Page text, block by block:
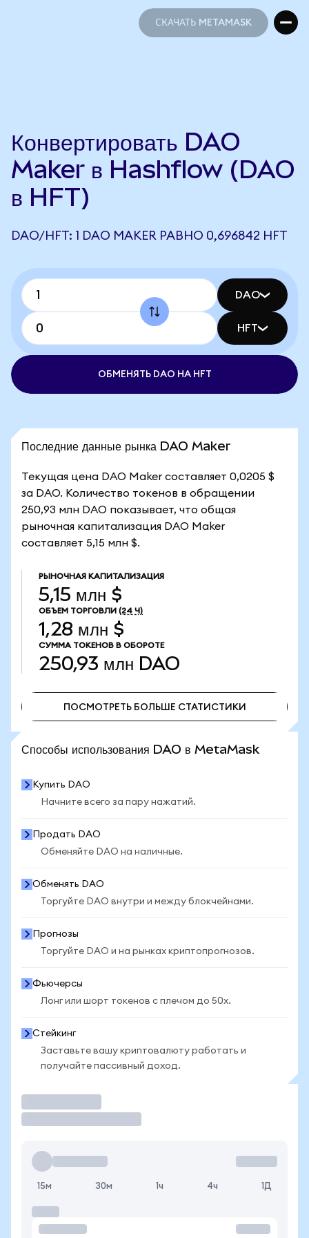
СКАЧАТЬ METAMASK
Конвертировать DAO
Maker в Hashflow (DAO
в HFT)
DAO/HFT: 1 DAO MAKER РАВНО 0,696842 HFT
DAO
HFT
ОБМЕНЯТЬ DAO НА HFT
Последние данные рынка DAO Maker
Текущая цена DAO Maker составляет 0,0205 $
за DAO. Количество токенов в обращении
250,93 млн DAO показывает, что общая
рыночная капитализация DAO Maker
составляет 5,15 млн $.
РЫНОЧНАЯ КАПИТАЛИЗАЦИЯ
5,15 млн $
ОБЪЕМ ТОРГОВЛИ (24 Ч)
1,28 млн $
СУММА ТОКЕНОВ В ОБОРОТЕ
250,93 млн DAO
ПОСМОТРЕТЬ БОЛЬШЕ СТАТИСТИКИ
Способы использования DAO в MetaMask
Купить DAO
Начните всего за пару нажатий.
Продать DAO
Обменяйте DAO на наличные.
Обменять DAO
Торгуйте DAO внутри и между блокчейнами.
Прогнозы
Торгуйте DAO и на рынках криптопрогнозов.
Фьючерсы
Лонг или шорт токенов с плечом до 50x.
Стейкинг
Заставьте вашу криптовалюту работать и
получайте пассивный доход.
15м 30м 1ч 4ч 1Д